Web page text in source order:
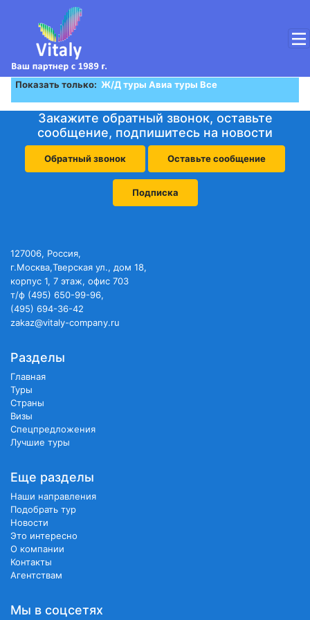
Показать только: Ж/Д туры Авиа туры Все
Закажите обратный звонок, оставьте
сообщение, подпишитесь на новости
Обратный звонок Оставьте сообщение
Подписка
127006, Россия,
г.Москва,Тверская ул., дом 18,
корпус 1, 7 этаж, офис 703
т/ф (495) 650-99-96,
(495) 694-36-42
zakaz@vitaly-company.ru
Разделы
Главная
Туры
Страны
Визы
Спецпредложения
Лучшие туры
Еще разделы
Наши направления
Подобрать тур
Новости
Это интересно
О компании
Контакты
Агентствам
Мы в соцсетях